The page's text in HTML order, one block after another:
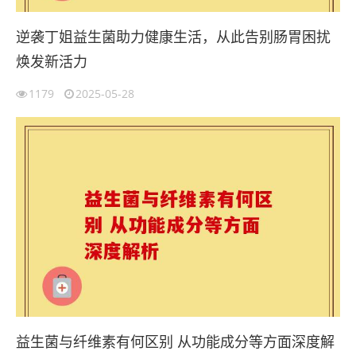
逆袭丁姐益生菌助力健康生活，从此告别肠胃困扰
焕发新活力
1179 2025-05-28
益生菌与纤维素有何区别 从功能成分等方面深度解